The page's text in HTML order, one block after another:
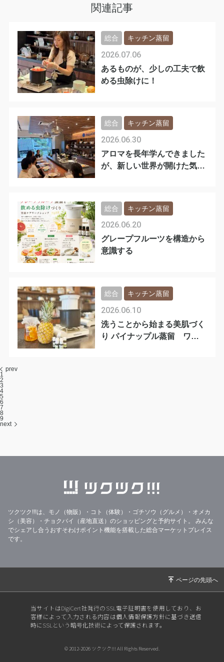
関連記事
あるものが、少しの工夫で飲
める虫除けに！
2026.07.06
総合 キッチン蒸留
アロマを長年学んできました
が、新しい世界が開けた気が
2026.06.30
総合 キッチン蒸留
グレープフルーツを構造から
意識する
2026.06.20
総合 キッチン蒸留
洗うことから始まる美肌づく
り パイナップル蒸留 ワー
2026.06.10
総合 キッチン蒸留
prev
1
2
3
4
5
6
7
8
9
next
ツクツク!!!は、モノ（物販）・コト（体験）・ゴチソウ（グルメ）・オメカ
シ（美容）・チョクバイ（産地直送）のショッピングと予約サイト。
みんな
でシェアし合うおすそわけポイント機能を搭載した総合マーケットプレイス
です。
当サイトはDigiCert社発行のSSL電子証明書を使用しており、お
客様によって入力される内容は個人情報保護方針に基づき送信
時にSSLという暗号化技術によって保護されます。
© 2012-2026 ツクツク!!! All Rights Reserved.